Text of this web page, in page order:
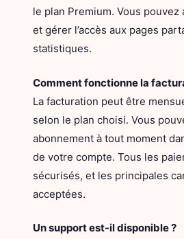
le plan Premium. Vous
et gérer l’accès aux pages
statistiques.
Comment fonctionne la
La facturation peut être
selon le plan choisi. Vous
abonnement à tout moment
de votre compte. Tous les
sécurisés, et les principales
acceptées.
Un support est-il disponible ?